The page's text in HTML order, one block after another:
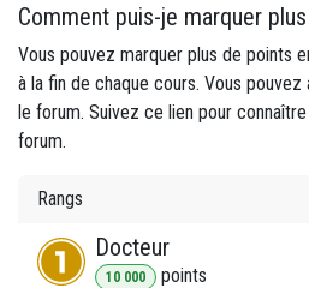
Comment puis-je marquer
Vous pouvez marquer plus de points
à la fin de chaque cours. Vous
le forum. Suivez ce lien pour
forum.
Rangs
Docteur
10 000 points